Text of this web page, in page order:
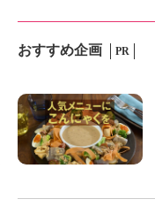
おすすめ企画 PR